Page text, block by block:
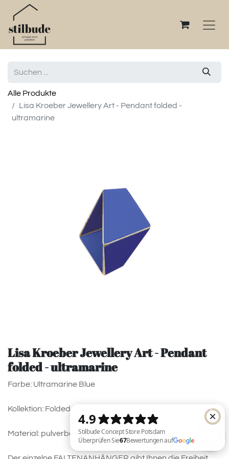
Alle Produkte
Lisa Kroeber Jewellery Art - Pendant folded -
ultramarine
Lisa Kroeber Jewellery Art - Pendant
folded - ultramarine
Farbe: Ultramarine Blue
Kollektion: Folded-Anhänger
Material: pulverbeschichtetes Messing